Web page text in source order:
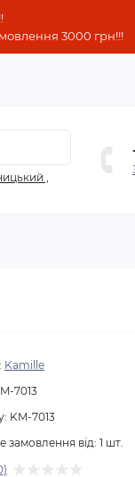
3000 грн!!!
,
Kamille
7013
KM-7013
замовлення від: 1 шт.